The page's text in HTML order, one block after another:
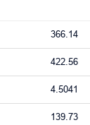
366.14
422.56
4.5041
139.73